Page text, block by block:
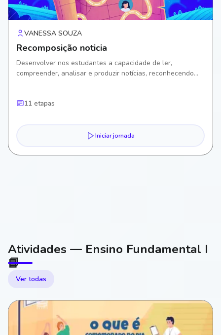
VANESSA SOUZA
Recomposição noticia
Desenvolver nos estudantes a capacidade de ler,
compreender, analisar e produzir notícias, reconhecendo
11 etapas
Iniciar jornada
Atividades — Ensino Fundamental I
📘
Ver todas